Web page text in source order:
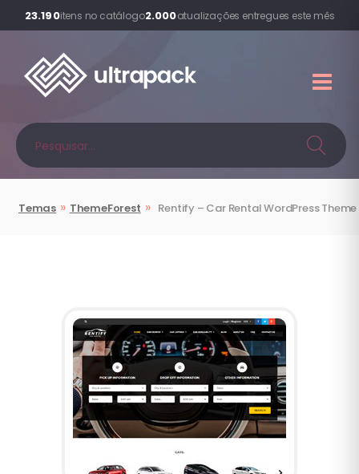
23.190itens no catálogo2.000atualizações entregues este mês
Temas » ThemeForest » Rentify – Car Rental WordPress Theme